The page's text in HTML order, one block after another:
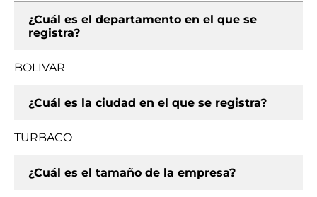
¿Cuál es el departamento en el que se
registra?
BOLIVAR
¿Cuál es la ciudad en el que se registra?
TURBACO
¿Cuál es el tamaño de la empresa?